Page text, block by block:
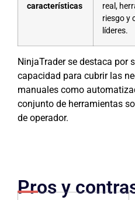
características
real,
riesgo y
líderes.
NinjaTrader se destaca por
capacidad para cubrir las
manuales como
conjunto de herramientas
de operador.
Pros y